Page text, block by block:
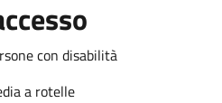
con disabilità
a rotelle